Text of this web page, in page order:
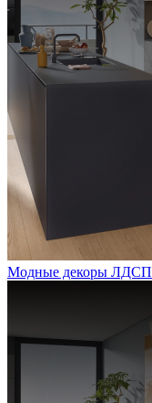
Модные декоры ЛДСП